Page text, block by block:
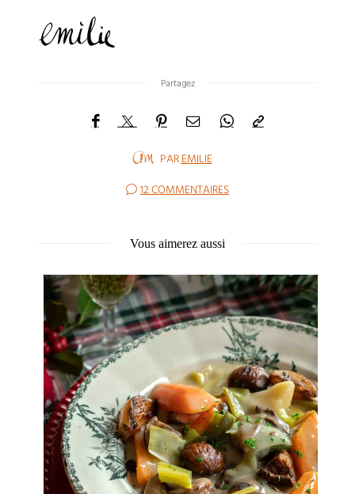
Partagez
PAREMILIE
12 COMMENTAIRES
Vous aimerez aussi